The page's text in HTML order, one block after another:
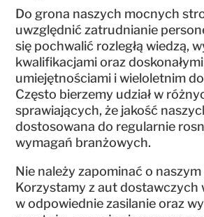
Do grona naszych mocnych
uwzględnić zatrudnianie
się pochwalić rozległą wiedzą,
kwalifikacjami oraz doskonałymi
umiejętnościami i wieloletnim
Często bierzemy udział w
sprawiających, że jakość
dostosowana do regularnie
wymagań branżowych.
Nie należy zapominać o
Korzystamy z aut dostawczych
w odpowiednie zasilanie oraz